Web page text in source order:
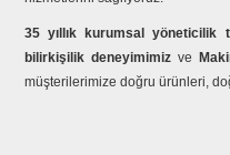
35 yıllık kurumsal yöneticilik
bilirkişilik deneyimimiz ve
müşterilerimize doğru ürünleri,